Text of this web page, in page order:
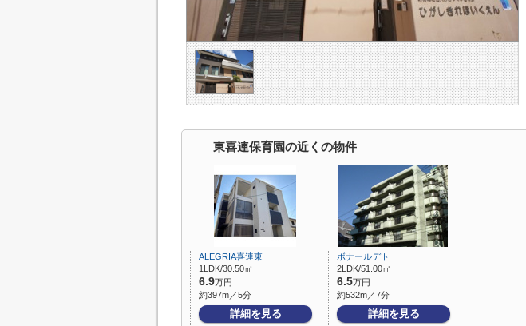
東喜連保育園の近くの物件
ALEGRIA喜連東
1LDK/30.50㎡
6.9万円
約397m／5分
詳細を見る
ボナールデト
2LDK/51.00㎡
6.5万円
約532m／7分
詳細を見る